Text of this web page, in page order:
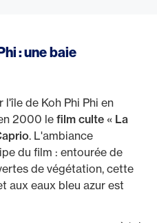
: une baie
l'île de Koh Phi Phi en
2000 le film culte « La
. L'ambiance
du film : entourée de
de végétation, cette
aux eaux bleu azur est